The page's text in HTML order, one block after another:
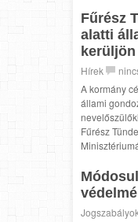
Fűrész
alatti
kerüljön
Hírek
A kormány
állami
Fűrész